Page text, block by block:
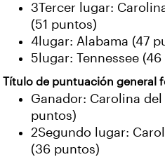
3Tercer lugar:
(51 puntos)
4lugar: Alabama (47
5lugar: Tennessee
Título de puntuación general
Ganador: Carolina del
puntos)
2Segundo lugar:
(36 puntos)